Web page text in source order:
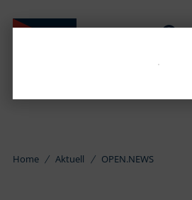
Home Aktuell OPEN.NEWS